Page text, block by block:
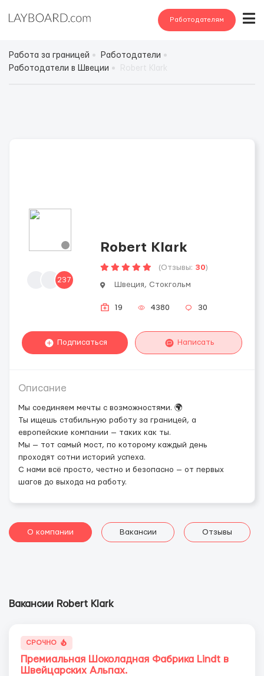
Работодателям
Работа за границей
Работодатели
Работодатели в Швеции
237
Robert Klark
(Отзывы: 30)
Швеция, Стокгольм
19 4380 30
Подписаться Написать
Описание
Мы соединяем мечты с возможностями. 🌍
Ты ищешь стабильную работу за границей, а
европейские компании — таких как ты.
Мы — тот самый мост, по которому каждый день
проходят сотни историй успеха.
С нами всё просто, честно и безопасно — от первых
шагов до выхода на работу.
О компании Вакансии Отзывы
Вакансии Robert Klark
СРОЧНО
Премиальная Шоколадная Фабрика Lindt в
Швейцарских Альпах.